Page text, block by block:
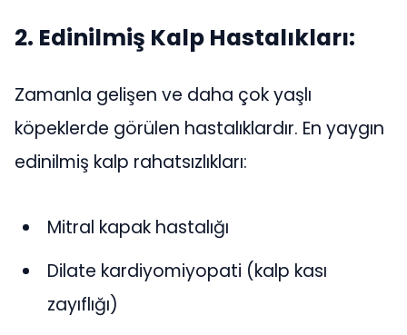
2. Edinilmiş Kalp Hastalıkları:
Zamanla gelişen ve daha çok yaşlı
köpeklerde görülen hastalıklardır. En yaygın
edinilmiş kalp rahatsızlıkları:
Mitral kapak hastalığı
Dilate kardiyomiyopati (kalp kası
zayıflığı)